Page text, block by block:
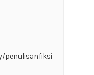
penulisanfiksi